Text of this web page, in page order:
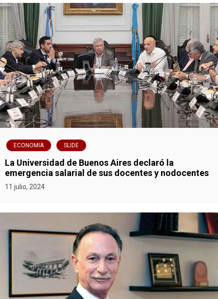
ECONOMIA SLIDE
La Universidad de Buenos Aires declaró la
emergencia salarial de sus docentes y nodocentes
11 julio, 2024